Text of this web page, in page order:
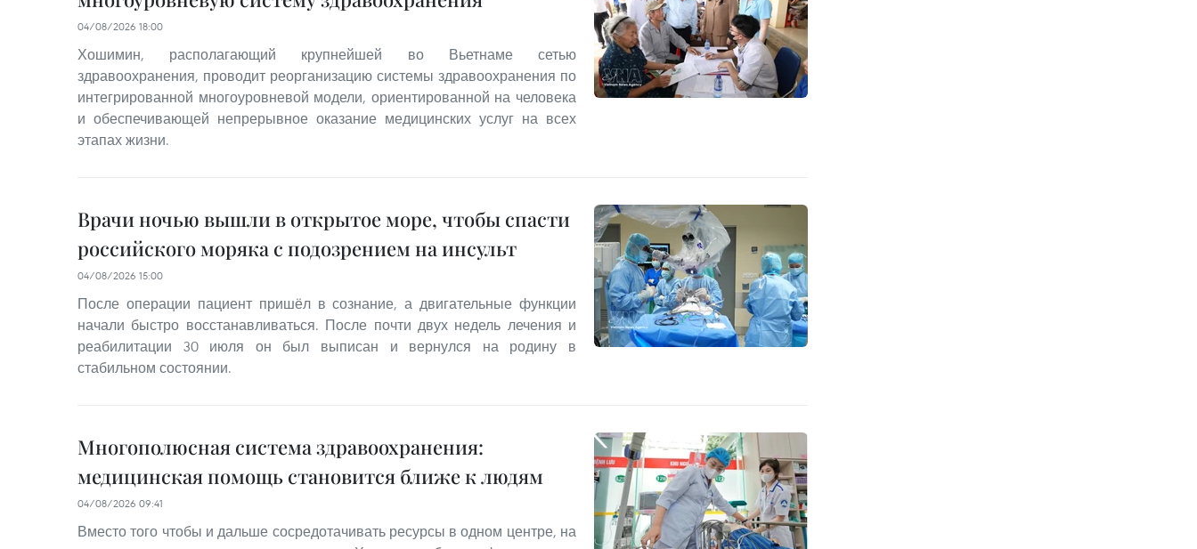
04/08/2026 18:00
Хошимин, располагающий крупнейшей во Вьетнаме сетью
здравоохранения, проводит реорганизацию системы здравоохранения по
интегрированной многоуровневой модели, ориентированной на человека
и обеспечивающей непрерывное оказание медицинских услуг на всех
этапах жизни.
Врачи ночью вышли в открытое море, чтобы спасти
российского моряка с подозрением на инсульт
04/08/2026 15:00
После операции пациент пришёл в сознание, а двигательные функции
начали быстро восстанавливаться. После почти двух недель лечения и
реабилитации 30 июля он был выписан и вернулся на родину в
стабильном состоянии.
Многополюсная система здравоохранения:
медицинская помощь становится ближе к людям
04/08/2026 09:41
Вместо того чтобы и дальше сосредотачивать ресурсы в одном центре, на